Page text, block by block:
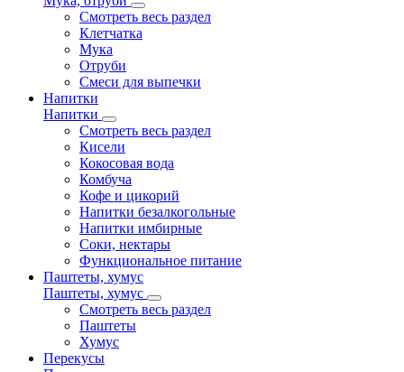
Смотреть весь раздел
Клетчатка
Мука
Отруби
Смеси для выпечки
Напитки
Напитки
Смотреть весь раздел
Кисели
Кокосовая вода
Комбуча
Кофе и цикорий
Напитки безалкогольные
Напитки имбирные
Соки, нектары
Функциональное питание
Паштеты, хумус
Паштеты, хумус
Смотреть весь раздел
Паштеты
Хумус
Перекусы